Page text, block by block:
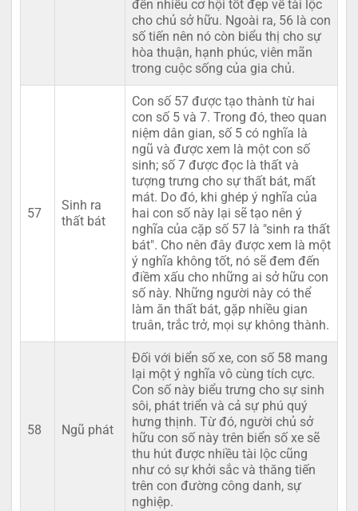
đến nhiều cơ hội tốt đẹp về tài lộc
cho chủ sở hữu. Ngoài ra, 56 là con
số tiến nên nó còn biểu thị cho sự
hòa thuận, hạnh phúc, viên mãn
trong cuộc sống của gia chủ.
57
Sinh ra
thất bát
Con số 57 được tạo thành từ hai
con số 5 và 7. Trong đó, theo quan
niệm dân gian, số 5 có nghĩa là
ngũ và được xem là một con số
sinh; số 7 được đọc là thất và
tượng trưng cho sự thất bát, mất
mát. Do đó, khi ghép ý nghĩa của
hai con số này lại sẽ tạo nên ý
nghĩa của cặp số 57 là "sinh ra thất
bát". Cho nên đây được xem là một
ý nghĩa không tốt, nó sẽ đem đến
điềm xấu cho những ai sở hữu con
số này. Những người này có thể
làm ăn thất bát, gặp nhiều gian
truân, trắc trở, mọi sự không thành.
58 Ngũ phát
Đối với biển số xe, con số 58 mang
lại một ý nghĩa vô cùng tích cực.
Con số này biểu trưng cho sự sinh
sôi, phát triển và cả sự phú quý
hưng thịnh. Từ đó, người chủ sở
hữu con số này trên biển số xe sẽ
thu hút được nhiều tài lộc cũng
như có sự khởi sắc và thăng tiến
trên con đường công danh, sự
nghiệp.